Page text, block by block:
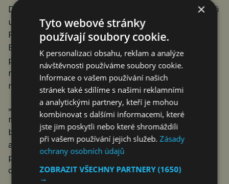
Dopady zhoršené bezpečnostní situace v Rudém moři
už pociťují i některé ekonomiky. Podle britského listu
Financial Times bude pravděpodobně jednou z nich
Egypt vzhledem k jeho závislosti na lodní dopravě
přes Suezský průplav. Ta mu v uplynulém fiskálním
roce vynesla na tranzitních poplatcích více než 9
miliard dolarů.
„Čím déle bude tato krize trvat, tím více naruší
námořní nákladní dopravu po celém světě a náklady
budou nadále růst,“ řekl agentuře Reuters hlavní
analytik platformy Xeneta Peter Sand. Námořní
přepravu přitom využívá téměř 90 % mezinárodního
obchodu.
×
Tyto webové stránky
používají soubory cookie.
K personalizaci obsahu, reklam a analýze
návštěvnosti používáme soubory cookie.
Informace o vašem používání našich
stránek také sdílíme s našimi reklamními
a analytickými partnery, kteří je mohou
kombinovat s dalšími informacemi, které
jste jim poskytli nebo které shromáždili
při vašem používání jejich služeb.Zásady
ochrany osobních údajů
ZOBRAZIT VŠECHNY PARTNERY(1650)
→